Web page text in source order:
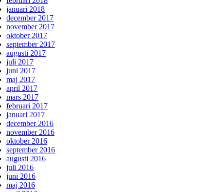
januari 2018
december 2017
november 2017
oktober 2017
september 2017
augusti 2017
juli 2017
juni 2017
maj 2017
april 2017
mars 2017
februari 2017
januari 2017
december 2016
november 2016
oktober 2016
september 2016
augusti 2016
juli 2016
juni 2016
maj 2016